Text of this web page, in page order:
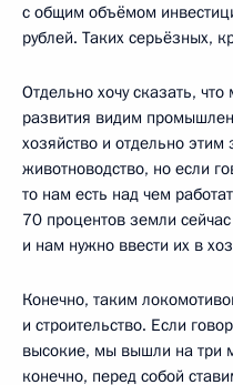
с общим объёмом
рублей. Таких серьёзных,
Отдельно хочу сказать,
развития видим
хозяйство и отдельно
животноводство, но если
то нам есть над чем
70 процентов земли
и нам нужно ввести их в
Конечно, таким
и строительство. Если
высокие, мы вышли на три
конечно, перед собой